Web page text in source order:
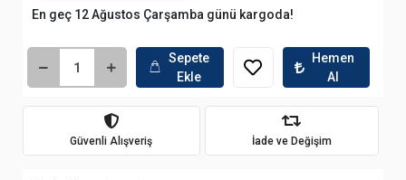
En geç 12 Ağustos Çarşamba günü kargoda!
Sepete
Ekle
Hemen
Al
Güvenli Alışveriş İade ve Değişim